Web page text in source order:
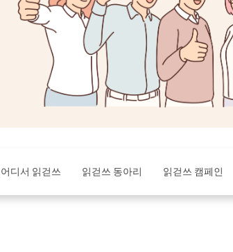
디서 읽걷쓰 읽걷쓰 동아리 읽걷쓰 캠페인